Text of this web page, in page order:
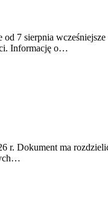
7 sierpnia wcześniejsze
Informację o…
r. Dokument ma